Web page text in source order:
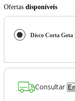
Ofertas disponíveis
Consultar